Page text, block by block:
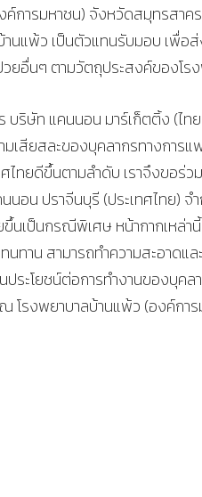
ค์การมหาชน) จังหวัดสมุทรสาค
นแพ้ว เป็นตัวแทนรับมอบ เพื่อ
ยอื่นๆ ตามวัตถุประสงค์ของโร
ริษัท แคนนอน มาร์เก็ตติ้ง (ไท
เสียสละของบุคลากรทางการ
ไทยดีขึ้นตามลำดับ เราจึงขอร่
น ปราจีนบุรี (ประเทศไทย) จ
ขึ้นเป็นกรณีพิเศษ หน้ากากเห
าน สามารถทำความสะอาดแล
ระโยชน์ต่อการทำงานของบุคล
โรงพยาบาลบ้านแพ้ว (องค์ก